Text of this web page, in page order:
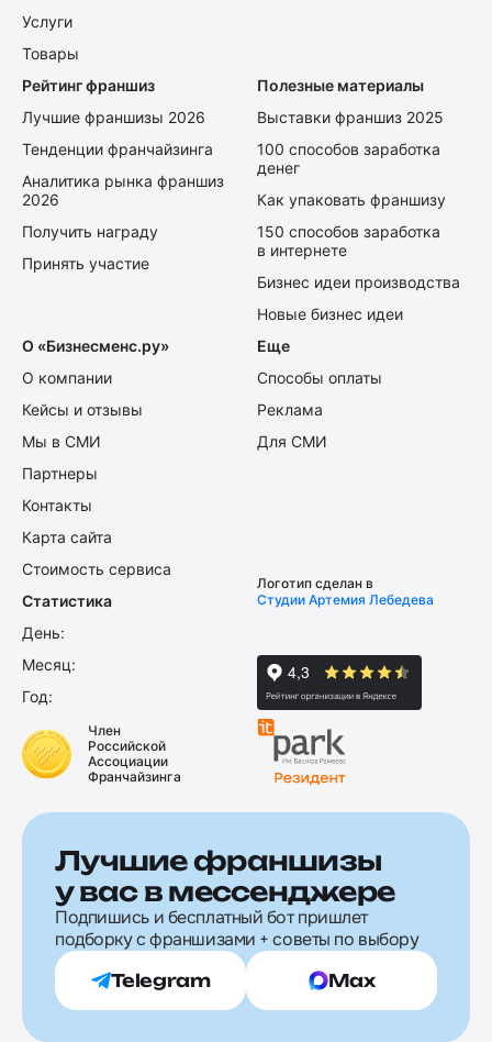
Услуги
Товары
Рейтинг франшиз
Лучшие франшизы 2026
Тенденции франчайзинга
Аналитика рынка франшиз
2026
Получить награду
Принять участие
Полезные материалы
Выставки франшиз 2025
100 способов заработка
денег
Как упаковать франшизу
150 способов заработка
в интернете
Бизнес идеи производства
Новые бизнес идеи
О «Бизнесменс.ру»
О компании
Кейсы и отзывы
Мы в СМИ
Партнеры
Контакты
Карта сайта
Стоимость сервиса
Еще
Способы оплаты
Реклама
Для СМИ
Статистика
День:
Месяц:
Год:
Логотип сделан в
Студии Артемия Лебедева
Член
Российской
Ассоциации
Франчайзинга
Лучшие франшизы
у вас в мессенджере
Подпишись и бесплатный бот пришлет
подборку с франшизами + советы по выбору
Telegram Max